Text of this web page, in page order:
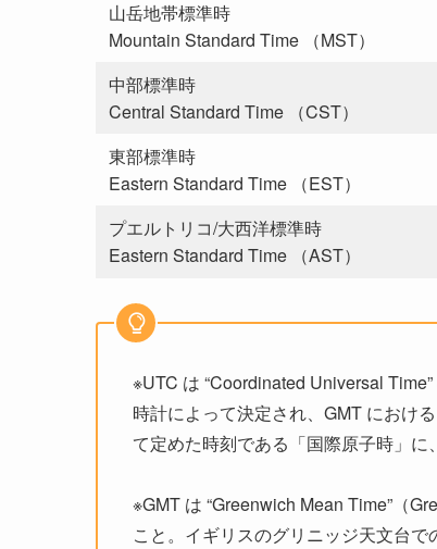
山岳地帯標準時
Mountain Standard Time （MST）
中部標準時
Central Standard Time （CST）
東部標準時
Eastern Standard Time （EST）
プエルトリコ/大西洋標準時
Eastern Standard Time （AST）
※UTC は “Coordinated Universal
時計によって決定され、GMT におけ
て定めた時刻である「国際原子時」に
※GMT は “Greenwich Mean Time”（
こと。イギリスのグリニッジ天文台で